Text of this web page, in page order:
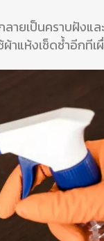
ายเป็นคราบฝังแ
าแห้งเช็ดซ้ำอีกที